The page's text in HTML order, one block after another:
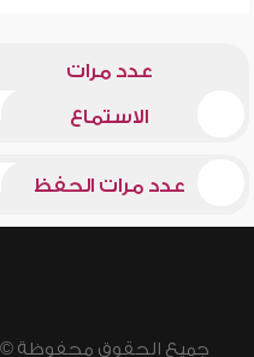
عدد مرات
الاستماع
عدد مرات الحفظ
جميع الحقوق محفوظة © 2026 - 1998 لشبكة إسلام ويب